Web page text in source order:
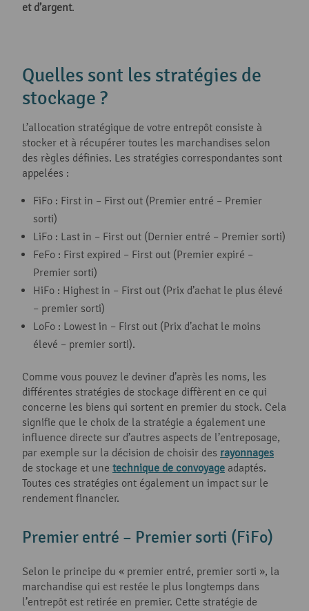
et d’argent.
Quelles sont les stratégies de
stockage ?
L’allocation stratégique de votre entrepôt consiste à
stocker et à récupérer toutes les marchandises selon
des règles définies. Les stratégies correspondantes sont
appelées :
FiFo : First in – First out (Premier entré – Premier
sorti)
LiFo : Last in – First out (Dernier entré – Premier sorti)
FeFo : First expired – First out (Premier expiré –
Premier sorti)
HiFo : Highest in – First out (Prix d’achat le plus élevé
– premier sorti)
LoFo : Lowest in – First out (Prix d’achat le moins
élevé – premier sorti).
Comme vous pouvez le deviner d’après les noms, les
différentes stratégies de stockage diffèrent en ce qui
concerne les biens qui sortent en premier du stock. Cela
signifie que le choix de la stratégie a également une
influence directe sur d’autres aspects de l’entreposage,
par exemple sur la décision de choisir des rayonnages
de stockage et une technique de convoyage adaptés.
Toutes ces stratégies ont également un impact sur le
rendement financier.
Premier entré – Premier sorti (FiFo)
Selon le principe du « premier entré, premier sorti », la
marchandise qui est restée le plus longtemps dans
l’entrepôt est retirée en premier. Cette stratégie de